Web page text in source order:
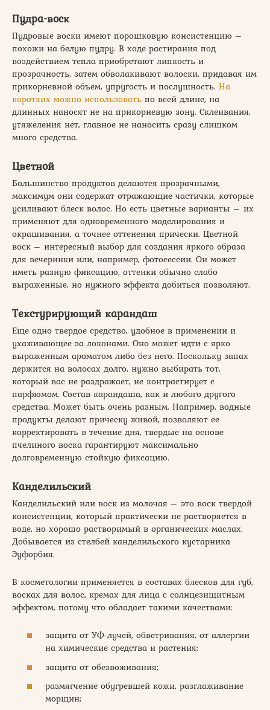
Пудра-воск
Пудровые воски имеют порошковую консистенцию –
похожи на белую пудру. В ходе растирания под
воздействием тепла приобретают липкость и
прозрачность, затем обволакивают волоски, придавая им
прикорневной объем, упругость и послушность. На
коротких можно использовать по всей длине, на
длинных наносят не на прикорневую зону. Склеивания,
утяжеления нет, главное не наносить сразу слишком
много средства.
Цветной
Большинство продуктов делаются прозрачными,
максимум они содержат отражающие частички, которые
усиливают блеск волос. Но есть цветные варианты – их
применяют для одновременного моделирования и
окрашивания, а точнее оттенения прически. Цветной
воск – интересный выбор для создания яркого образа
для вечеринки или, например, фотосессии. Он может
иметь разную фиксацию, оттенки обычно слабо
выраженные, но нужного эффекта добиться позволяют.
Текстурирующий карандаш
Еще одно твердое средство, удобное в применении и
ухаживающее за локонами. Оно может идти с ярко
выраженным ароматом либо без него. Поскольку запах
держится на волосах долго, нужно выбирать тот,
который вас не раздражает, не контрастирует с
парфюмом. Состав карандаша, как и любого другого
средства. Может быть очень разным. Например, водные
продукты делают прическу живой, позволяют ее
корректировать в течение дня, твердые на основе
пчелиного воска гарантируют максимально
долговременную стойкую фиксацию.
Канделильский
Канделильский или воск из молочая – это воск твердой
консистенции, который практически не растворяется в
воде, но хорошо растворимый в органических маслах.
Добывается из стелбей канделильского кустарника
Эуфорбия.
В косметологии применяется в составах блесков для губ,
восках для волос, кремах для лица с солнцезищитным
эффектом, потому что обладает такими качествами:
защита от УФ-лучей, обветривания, от аллергии
на химические средства и растения;
защита от обезвоживания;
размягчение обугревшей кожи, разглаживание
морщин;